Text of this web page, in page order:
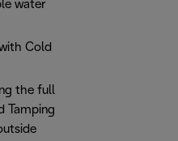
water
Cold
the full
Tamping